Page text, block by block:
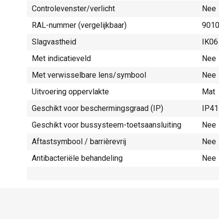
Controlevenster/verlicht
Nee
RAL-nummer (vergelijkbaar)
9010
Slagvastheid
IK06
Met indicatieveld
Nee
Met verwisselbare lens/symbool
Nee
Uitvoering oppervlakte
Mat
Geschikt voor beschermingsgraad (IP)
IP41
Geschikt voor bussysteem-toetsaansluiting
Nee
Aftastsymbool / barrièrevrij
Nee
Antibacteriële behandeling
Nee